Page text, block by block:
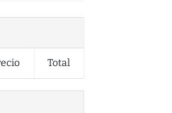
Total